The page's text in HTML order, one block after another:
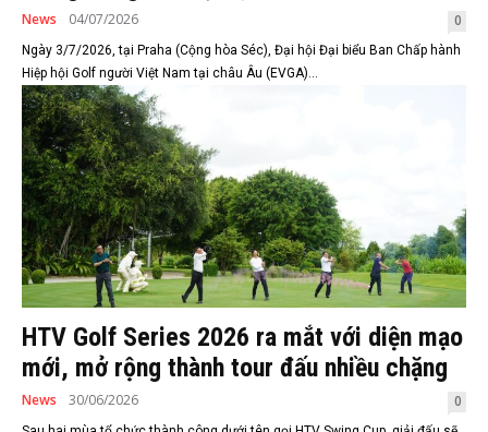
News 04/07/2026 0
Ngày 3/7/2026, tại Praha (Cộng hòa Séc), Đại hội Đại biểu Ban Chấp hành
Hiệp hội Golf người Việt Nam tại châu Âu (EVGA)...
HTV Golf Series 2026 ra mắt với diện mạo
mới, mở rộng thành tour đấu nhiều chặng
News 30/06/2026 0